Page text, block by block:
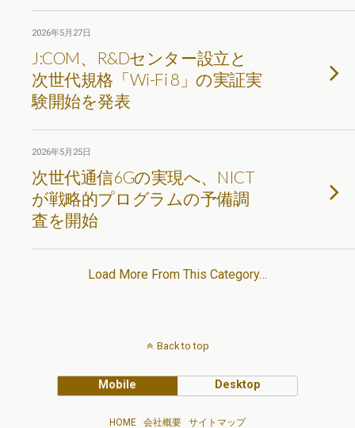
2026年5月27日
J:COM、R&Dセンター設立と
次世代規格「Wi-Fi 8」の実証実
験開始を発表
2026年5月25日
次世代通信6Gの実現へ、NICT
が戦略的プログラムの予備調
査を開始
Load More From This Category…
Back to top
Mobile Desktop
HOME 会社概要 サイトマップ